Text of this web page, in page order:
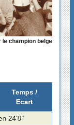
champion belge
Temps /
Ecart
24’8’’